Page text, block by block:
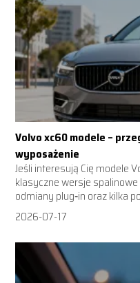
Volvo xc60 modele –
wyposażenie
Jeśli interesują Cię modele
klasyczne wersje
odmiany plug‑in oraz kilka
2026-07-17